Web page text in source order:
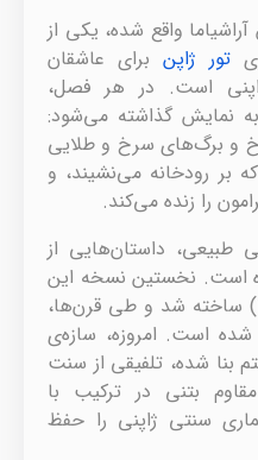
واقع شده، یکی از
تور ژاپنبرای عاشقان
است. در هر فصل،
نمایش گذاشته می‌شود:
و برگ‌های سرخ و طلایی
بر رودخانه می‌نشیند، و
را زنده می‌کند.
طبیعی، داستان‌هایی از
است. نخستین نسخه این
پل در دوره هی‌آن (794–1185) ساخته شد و طی قرن‌ها،
است. امروزه، سازه‌ی
بنا شده، تلفیقی از سنت
بتنی در ترکیب با
سنتی ژاپنی را حفظ